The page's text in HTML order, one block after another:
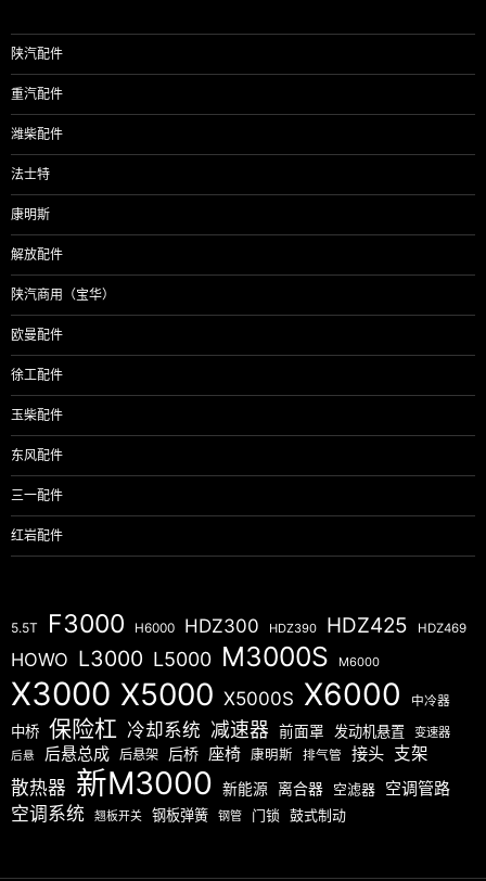
陕汽配件
重汽配件
潍柴配件
法士特
康明斯
解放配件
陕汽商用（宝华）
欧曼配件
徐工配件
玉柴配件
东风配件
三一配件
红岩配件
5.5T F3000 H6000 HDZ300 HDZ390 HDZ425 HDZ469
HOWO L3000 L5000 M3000S M6000
X3000 X5000 X5000S X6000 中冷器
中桥 保险杠 冷却系统 减速器 前面罩 发动机悬置 变速器
后悬 后悬总成 后悬架 后桥 座椅 康明斯 排气管 接头 支架
散热器 新M3000 新能源 离合器 空滤器 空调管路
空调系统 翘板开关 钢板弹簧 钢管 门锁 鼓式制动